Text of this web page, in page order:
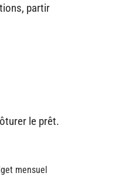
partir
le prêt.
mensuel